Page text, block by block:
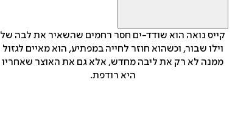
קייס נואה הוא שודד-ים חסר רחמים שהשאיר את לבה של
וילו שבור, וכשהוא חוזר לחייה במפתיע, הוא מאיים לגזול
ממנה לא רק את ליבה מחדש, אלא גם את האוצר שאחריו
היא רודפת.